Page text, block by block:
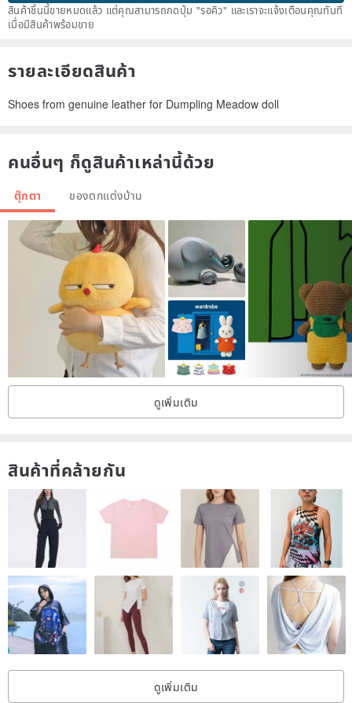
สินค้าชิ้นนี้ขายหมดแล้ว แต่คุณสามารถกดปุ่ม "รอคิว" และเราจะแจ้งเตือนคุณทันที
เมื่อมีสินค้าพร้อมขาย
รายละเอียดสินค้า
Shoes from genuine leather for Dumpling Meadow doll
คนอื่นๆ ก็ดูสินค้าเหล่านี้ด้วย
ตุ๊กตา ของตกแต่งบ้าน
ดูเพิ่มเติม
สินค้าที่คล้ายกัน
ดูเพิ่มเติม